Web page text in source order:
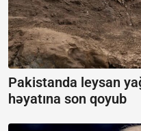
Pakistanda leysan
həyatına son qoyub